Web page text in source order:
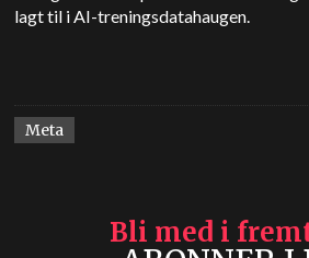
lagt til i AI-treningsdatahaugen.
Meta
Bli med i